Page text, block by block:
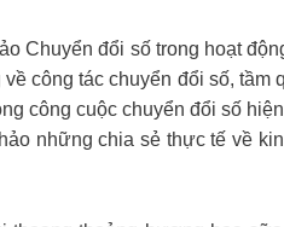
Chuyển đổi số trong hoạt
công tác chuyển đổi số, tầm
công cuộc chuyển đổi số
những chia sẻ thực tế về